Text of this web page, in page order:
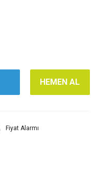
HEMEN AL
Fiyat Alarmı